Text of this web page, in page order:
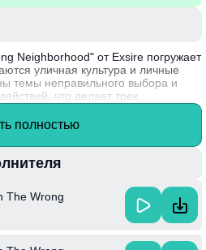
Neighborhood" от Exsire погружает
уличная культура и личные
темы неправильного выбора и
что делает трек
Замедленный темп
усиливая эмоциональную
полную напряжения и
начинает набирать
стилю, являющемуся
направлений и личных
полностью
The Wrong